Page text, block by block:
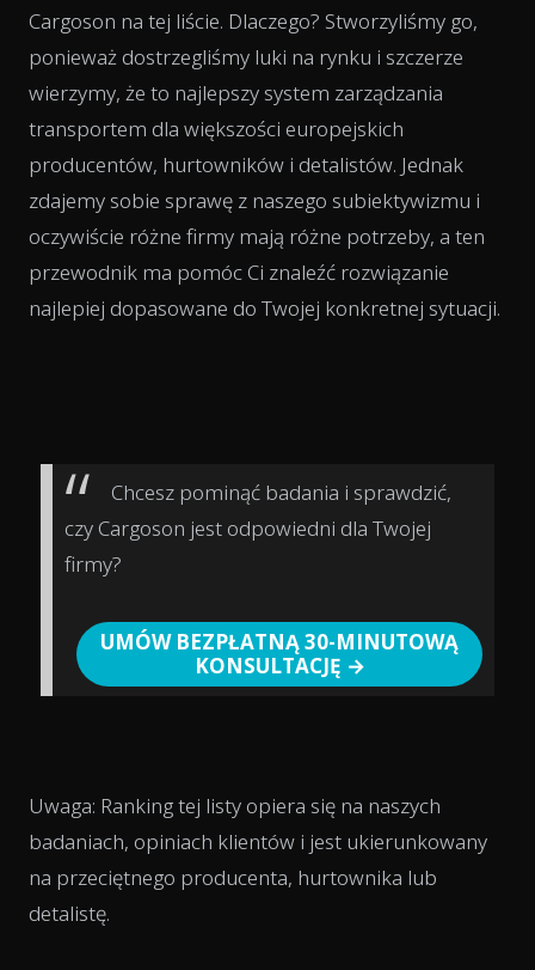
Cargoson na tej liście. Dlaczego? Stworzyliśmy go,
ponieważ dostrzegliśmy luki na rynku i szczerze
wierzymy, że to najlepszy system zarządzania
transportem dla większości europejskich
producentów, hurtowników i detalistów. Jednak
zdajemy sobie sprawę z naszego subiektywizmu i
oczywiście różne firmy mają różne potrzeby, a ten
przewodnik ma pomóc Ci znaleźć rozwiązanie
najlepiej dopasowane do Twojej konkretnej sytuacji.
Chcesz pominąć badania i sprawdzić,
czy Cargoson jest odpowiedni dla Twojej
firmy?
UMÓW BEZPŁATNĄ 30-MINUTOWĄ
KONSULTACJĘ →
Uwaga: Ranking tej listy opiera się na naszych
badaniach, opiniach klientów i jest ukierunkowany
na przeciętnego producenta, hurtownika lub
detalistę.